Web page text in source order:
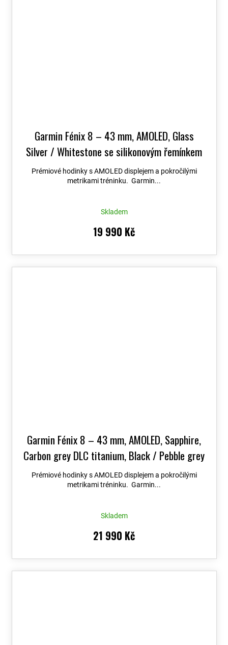
Garmin Fénix 8 – 43 mm, AMOLED, Glass
Silver / Whitestone se silikonovým řemínkem
010-02903-00+ možnost výměny do 90 dní +
Topo Czech PRO Voucher
Prémiové hodinky s AMOLED displejem a pokročilými
metrikami tréninku. Garmin...
Skladem
19 990 Kč
Garmin Fénix 8 – 43 mm, AMOLED, Sapphire,
Carbon grey DLC titanium, Black / Pebble grey
se silikonovým řemínkem 010-02903-21+
možnost výměny do 90 dní + Topo Czech PRO
Prémiové hodinky s AMOLED displejem a pokročilými
metrikami tréninku. Garmin...
Skladem
21 990 Kč